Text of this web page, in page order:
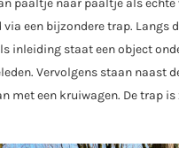
paaltje naar paaltje als
een bijzondere trap.
inleiding staat een object
Vervolgens staan naast
met een kruiwagen. De trap